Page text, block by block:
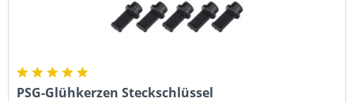
PSG-Glühkerzen Steckschlüssel